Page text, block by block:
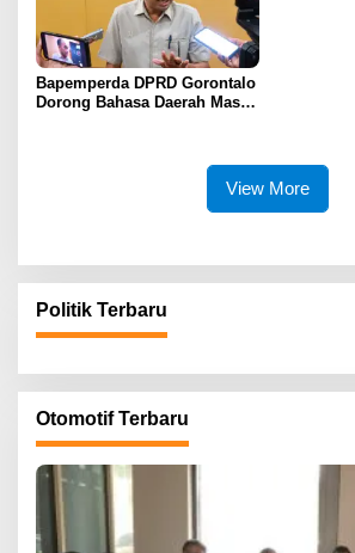
Bapemperda DPRD Gorontalo
Dorong Bahasa Daerah Masuk
View More
Politik Terbaru
Otomotif Terbaru